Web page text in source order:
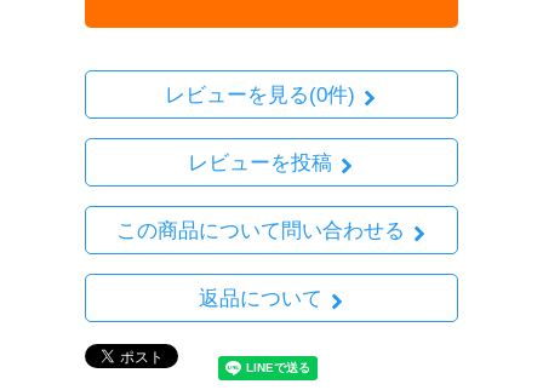
レビューを見る(0件)
レビューを投稿
この商品について問い合わせる
返品について